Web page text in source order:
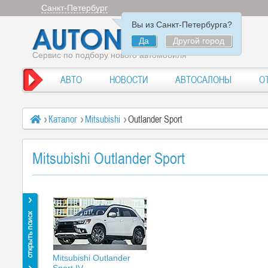
Санкт-Петербург
Вы из Санкт-Петербурга?
Да
Другой город
Сервис по подбору нового автомобиля
АВТО НОВОСТИ АВТОСАЛОНЫ
Каталог Mitsubishi Outlander Sport
Mitsubishi Outlander Sport
Mitsubishi Outlander